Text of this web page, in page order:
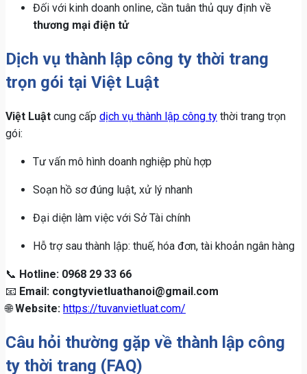
Đối với kinh doanh online, cần tuân thủ quy định về
thương mại điện tử
Dịch vụ thành lập công ty thời trang
trọn gói tại Việt Luật
Việt Luật cung cấp dịch vụ thành lập công ty thời trang trọn
gói:
Tư vấn mô hình doanh nghiệp phù hợp
Soạn hồ sơ đúng luật, xử lý nhanh
Đại diện làm việc với Sở Tài chính
Hỗ trợ sau thành lập: thuế, hóa đơn, tài khoản ngân hàng
📞 Hotline: 0968 29 33 66
📧 Email: congtyvietluathanoi@gmail.com
🌐Website: https://tuvanvietluat.com/
Câu hỏi thường gặp về thành lập công
ty thời trang (FAQ)